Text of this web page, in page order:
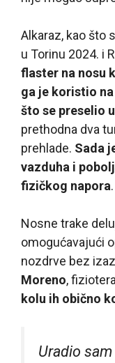
Alkaraz, kao što
u Torinu 2024. i
flaster na nosu
ga je koristio
što se preselio
prethodna dva
prehlade. Sada
vazduha i
fizičkog napora.
Nosne trake
omogućavajući
nozdrve bez
Moreno,
kolu ih obično
Uradio